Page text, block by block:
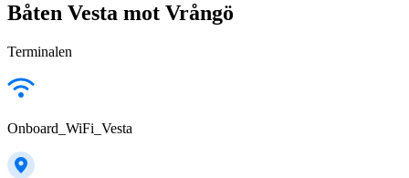
Båten Vesta mot Vrångö
Terminalen
Onboard_WiFi_Vesta